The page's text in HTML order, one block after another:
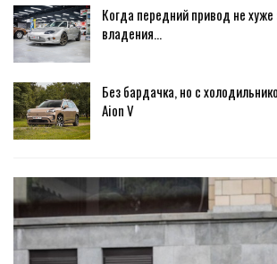
Когда передний привод не хуже
владения…
Без бардачка, но с
Aion V